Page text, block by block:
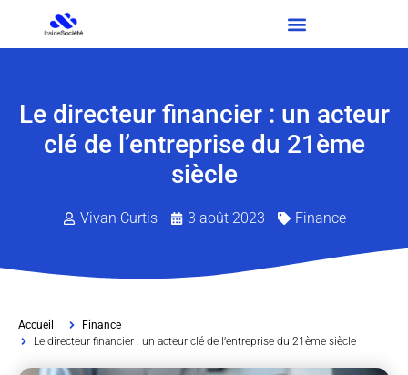
Le directeur financier : un acteur
clé de l’entreprise du 21ème
siècle
Vivan Curtis 3 août 2023 Finance
Accueil
Finance
Le directeur financier : un acteur clé de l’entreprise du 21ème siècle